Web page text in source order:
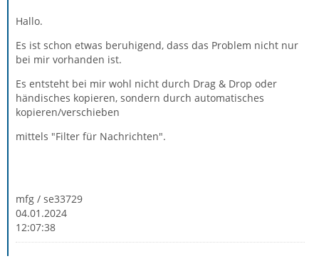
Hallo.
Es ist schon etwas beruhigend, dass das Problem nicht nur
bei mir vorhanden ist.
Es entsteht bei mir wohl nicht durch Drag & Drop oder
händisches kopieren, sondern durch automatisches
kopieren/verschieben
mittels "Filter für Nachrichten".
mfg / se33729
04.01.2024
12:07:38